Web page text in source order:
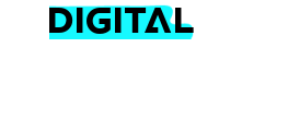
Digital